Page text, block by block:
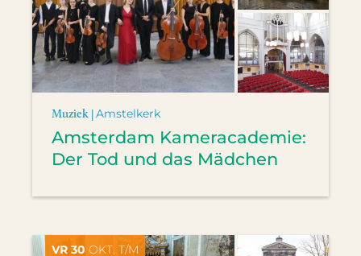
Muziek |Amstelkerk
Amsterdam Kameracademie:
Der Tod und das Mädchen
VR 30 OKT. T/M